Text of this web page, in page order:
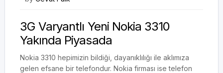
3G Varyantlı Yeni Nokia 3310
Yakında Piyasada
Nokia 3310 hepimizin bildiği, dayanıklılığı ile aklımıza
gelen efsane bir telefondur. Nokia firması ise telefon